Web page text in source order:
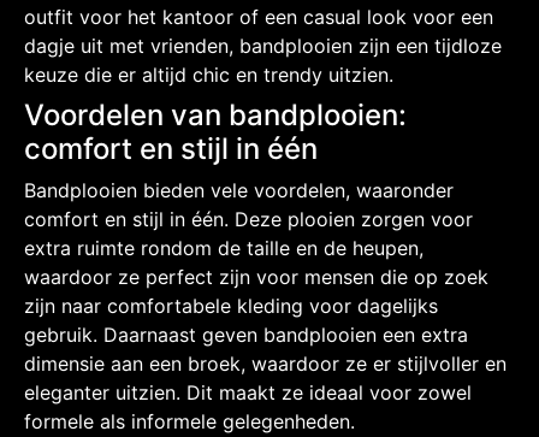
outfit voor het kantoor of een casual look voor een
dagje uit met vrienden, bandplooien zijn een tijdloze
keuze die er altijd chic en trendy uitzien.
Voordelen van bandplooien:
comfort en stijl in één
Bandplooien bieden vele voordelen, waaronder
comfort en stijl in één. Deze plooien zorgen voor
extra ruimte rondom de taille en de heupen,
waardoor ze perfect zijn voor mensen die op zoek
zijn naar comfortabele kleding voor dagelijks
gebruik. Daarnaast geven bandplooien een extra
dimensie aan een broek, waardoor ze er stijlvoller en
eleganter uitzien. Dit maakt ze ideaal voor zowel
formele als informele gelegenheden.